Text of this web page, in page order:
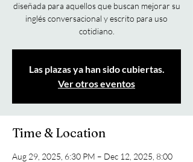
diseñada para aquellos que buscan mejorar su
inglés conversacional y escrito para uso
cotidiano.
Las plazas ya han sido cubiertas.
Ver otros eventos
Time & Location
Aug 29, 2025, 6:30 PM – Dec 12, 2025, 8:00